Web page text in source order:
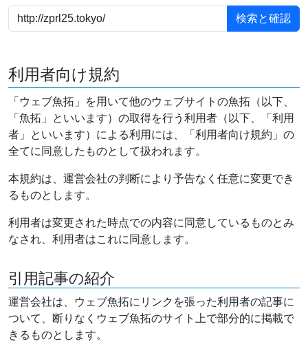
利用者向け規約
「ウェブ魚拓」を用いて他のウェブサイトの魚拓（以下、
「魚拓」といいます）の取得を行う利用者（以下、「利用
者」といいます）による利用には、「利用者向け規約」の
全てに同意したものとして扱われます。
本規約は、運営会社の判断により予告なく任意に変更でき
るものとします。
利用者は変更された時点での内容に同意しているものとみ
なされ、利用者はこれに同意します。
引用記事の紹介
運営会社は、ウェブ魚拓にリンクを張った利用者の記事に
ついて、断りなくウェブ魚拓のサイト上で部分的に掲載で
きるものとします。